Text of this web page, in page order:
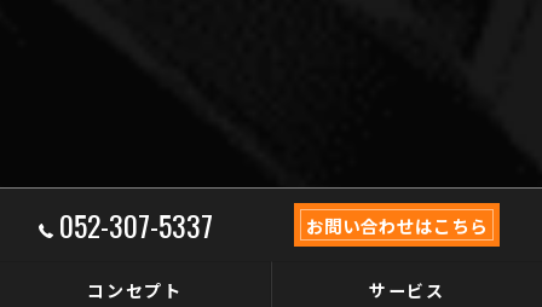
052-307-5337 お問い合わせはこちら
コンセプト サービス